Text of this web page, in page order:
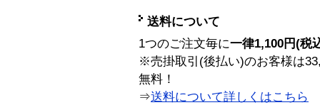
送料について
1つのご注文毎に一律1,100円(税
※売掛取引(後払い)のお客様は
無料！
⇒送料について詳しくはこちら